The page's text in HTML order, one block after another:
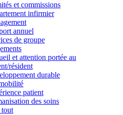
et commissions
infirmier
annuel
de groupe
et attention portée au
résident
durable
patient
des soins